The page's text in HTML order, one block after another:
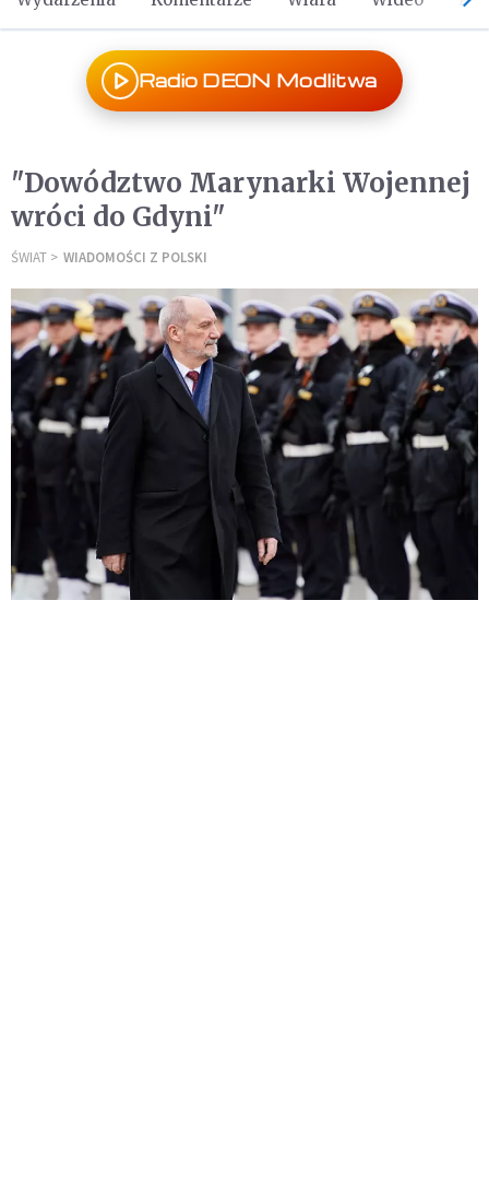
Radio DEON Modlitwa
"Dowództwo Marynarki Wojennej
wróci do Gdyni"
ŚWIAT WIADOMOŚCI Z POLSKI